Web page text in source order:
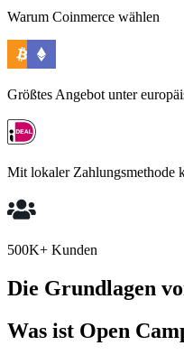
Warum Coinmerce wählen
Größtes Angebot unter
Mit lokaler Zahlungsmethode
500K+ Kunden
Die Grundlagen
Was ist Open